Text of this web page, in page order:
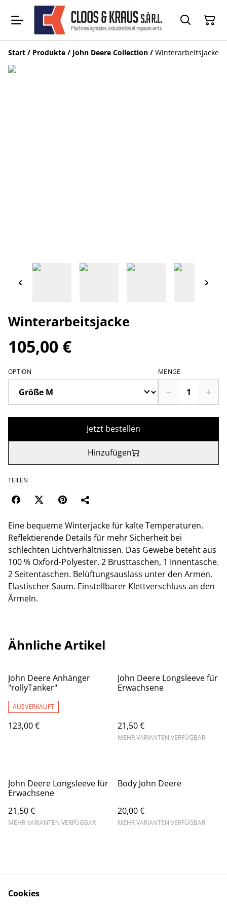
Start / Produkte / John Deere Collection / Winterarbeitsjacke
Winterarbeitsjacke
105,00 €
OPTION MENGE
Jetzt bestellen
Hinzufügen
TEILEN
Eine bequeme Winterjacke für kalte Temperaturen.
Reflektierende Details für mehr Sicherheit bei
schlechten Lichtverhältnissen. Das Gewebe beteht aus
100 % Oxford-Polyester. 2 Brusttaschen, 1 Innentasche.
2 Seitentaschen. Belüftungsauslass unter den Armen.
Elastischer Saum. Einstellbarer Klettverschluss an den
Ärmeln.
Ähnliche Artikel
John Deere Anhänger
"rollyTanker"
AUSVERKAUFT
123,00 €
John Deere Longsleeve für
Erwachsene
21,50 €
MEHR VARIANTEN VERFÜGBAR
John Deere Longsleeve für
Erwachsene
21,50 €
MEHR VARIANTEN VERFÜGBAR
Body John Deere
20,00 €
MEHR VARIANTEN VERFÜGBAR
Cookies